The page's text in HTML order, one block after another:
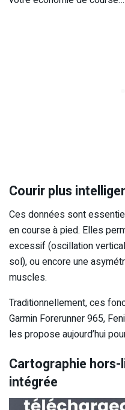
Courir plus
Ces données sont
en course à pied. Elles
excessif (oscillation
sol), ou encore une
muscles.
Traditionnellement, ces
Garmin Forerunner 965,
les propose aujourd’hui
Cartographie hors-
intégrée